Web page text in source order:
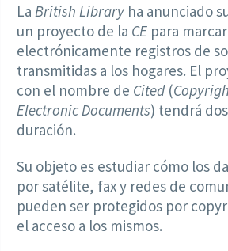
La British Library ha anunciado
un proyecto de la CE para marcar
electrónicamente registros de
transmitidas a los hogares. El
con el nombre de Cited(
Electronic Documents) tendrá
duración.
Su objeto es estudiar cómo los
por satélite, fax y redes de
pueden ser protegidos por
el acceso a los mismos.